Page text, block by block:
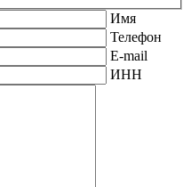
Имя
Телефон
E-mail
ИНН